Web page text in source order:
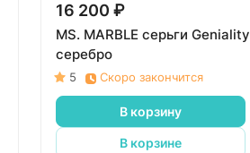
16 200 ₽
MS. MARBLE серьги Geniality
серебро
5 Скоро закончится
В корзину
В корзине